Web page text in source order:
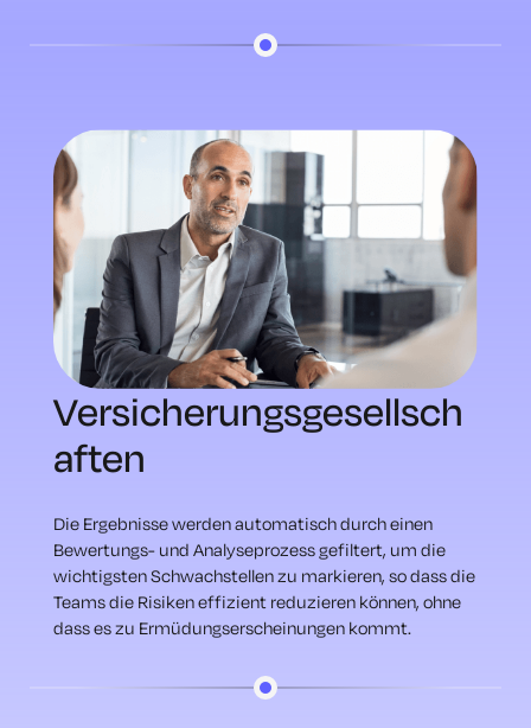
Versicherungsgesellsch
aften
Die Ergebnisse werden automatisch durch einen
Bewertungs- und Analyseprozess gefiltert, um die
wichtigsten Schwachstellen zu markieren, so dass die
Teams die Risiken effizient reduzieren können, ohne
dass es zu Ermüdungserscheinungen kommt.